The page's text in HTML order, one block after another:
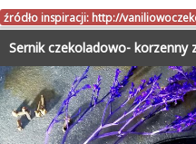
źródło inspiracji: http://
Sernik czekoladowo- korzenny